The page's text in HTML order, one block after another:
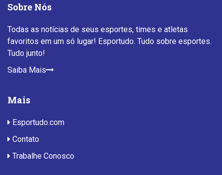
Sobre Nós
Todas as notícias de seus esportes, times e atletas
favoritos em um só lugar! Esportudo. Tudo sobre esportes.
Tudo junto!
Saiba Mais
Mais
Esportudo.com
Contato
Trabalhe Conosco